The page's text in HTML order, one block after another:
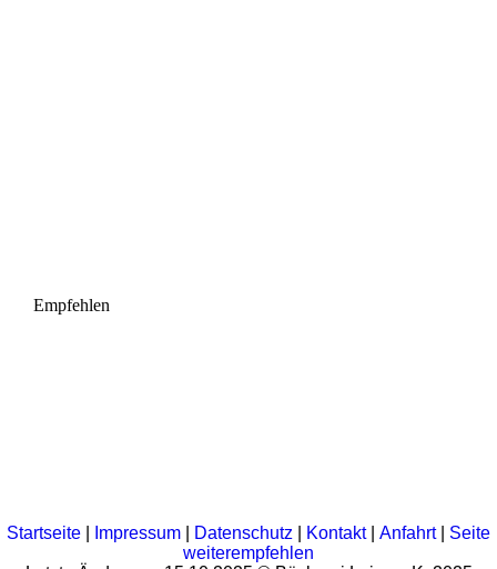
Empfehlen
Startseite Impressum Datenschutz Kontakt Anfahrt
Seite
weiterempfehlen